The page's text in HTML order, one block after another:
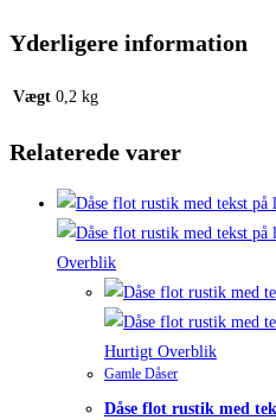
Yderligere information
Vægt 0,2 kg
Relaterede varer
Overblik
Hurtigt Overblik
Gamle Dåser
Dåse flot rustik med